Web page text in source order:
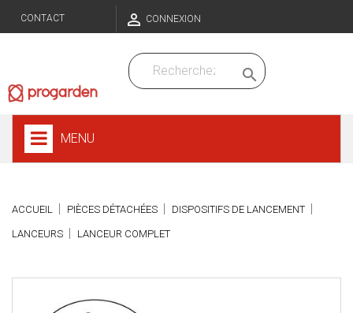
CONTACT  CONNEXION

MENU
ACCUEIL PIÈCES DÉTACHÉES DISPOSITIFS DE LANCEMENT
LANCEURS LANCEUR COMPLET